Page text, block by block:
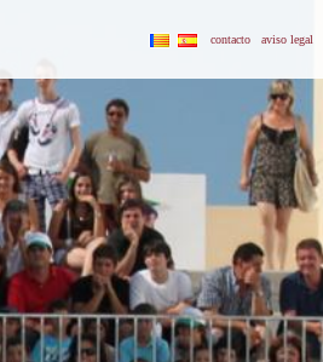
contacto aviso legal